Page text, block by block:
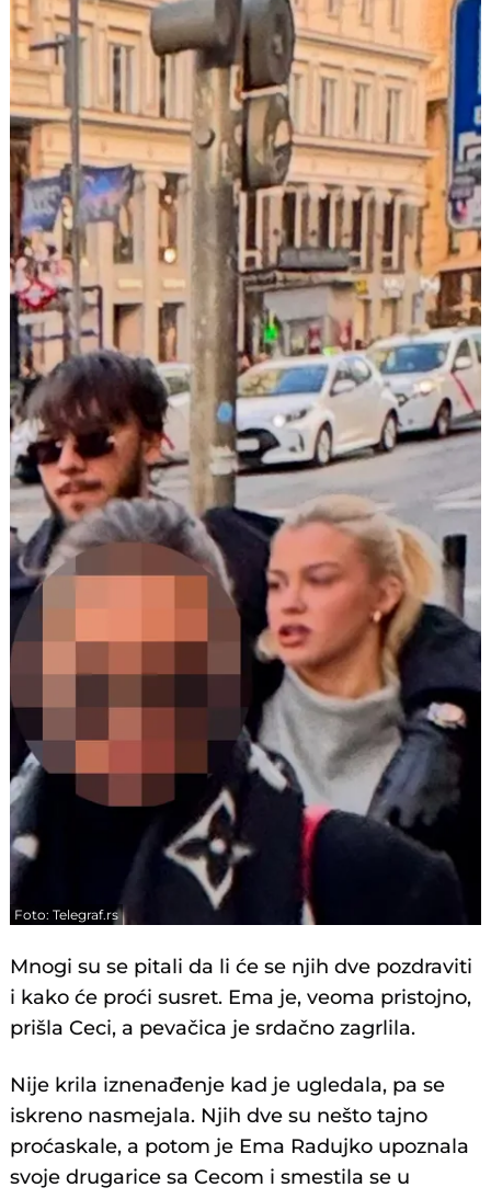
Foto: Telegraf.rs
Mnogi su se pitali da li će se njih dve pozdraviti
i kako će proći susret. Ema je, veoma pristojno,
prišla Ceci, a pevačica je srdačno zagrlila.
Nije krila iznenađenje kad je ugledala, pa se
iskreno nasmejala. Njih dve su nešto tajno
proćaskale, a potom je Ema Radujko upoznala
svoje drugarice sa Cecom i smestila se u